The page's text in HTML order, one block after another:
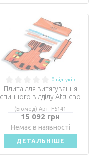
0 відгуків
Плита для витягування
спинного відділу Attucho
(Біомед) Арт: F5141
15 092 грн
Немає в наявності
ДЕТАЛЬНІШЕ